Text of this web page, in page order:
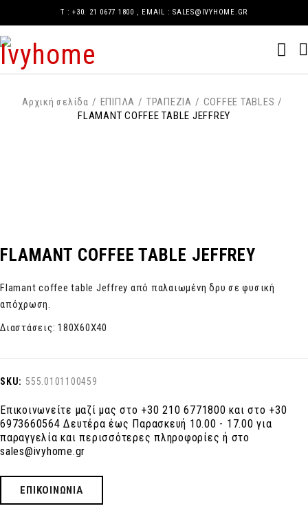
Τ : +30. 21 0677 1800 , EMAIL : SALES@IVYHOME.GR
Αρχική σελίδα / ΕΠΙΠΛΑ / ΤΡΑΠΕΖΙΑ / COFFEE TABLES /
FLAMANT COFFEE TABLE JEFFREY
FLAMANT COFFEE TABLE JEFFREY
Flamant coffee table Jeffrey από παλαιωμένη δρυ σε φυσική
απόχρωση.
Διαστάσεις: 180X60X40
SKU: 555.0101100459
Επικοινωνείτε μαζί μας στο +30 210 6771800 και στο +30
6973660564 Δευτέρα έως Παρασκευή 10.00 - 17.00 για
παραγγελία και περισσότερες πληροφορίες ή στο
sales@ivyhome.gr
ΕΠΙΚΟΙΝΩΝΙΑ